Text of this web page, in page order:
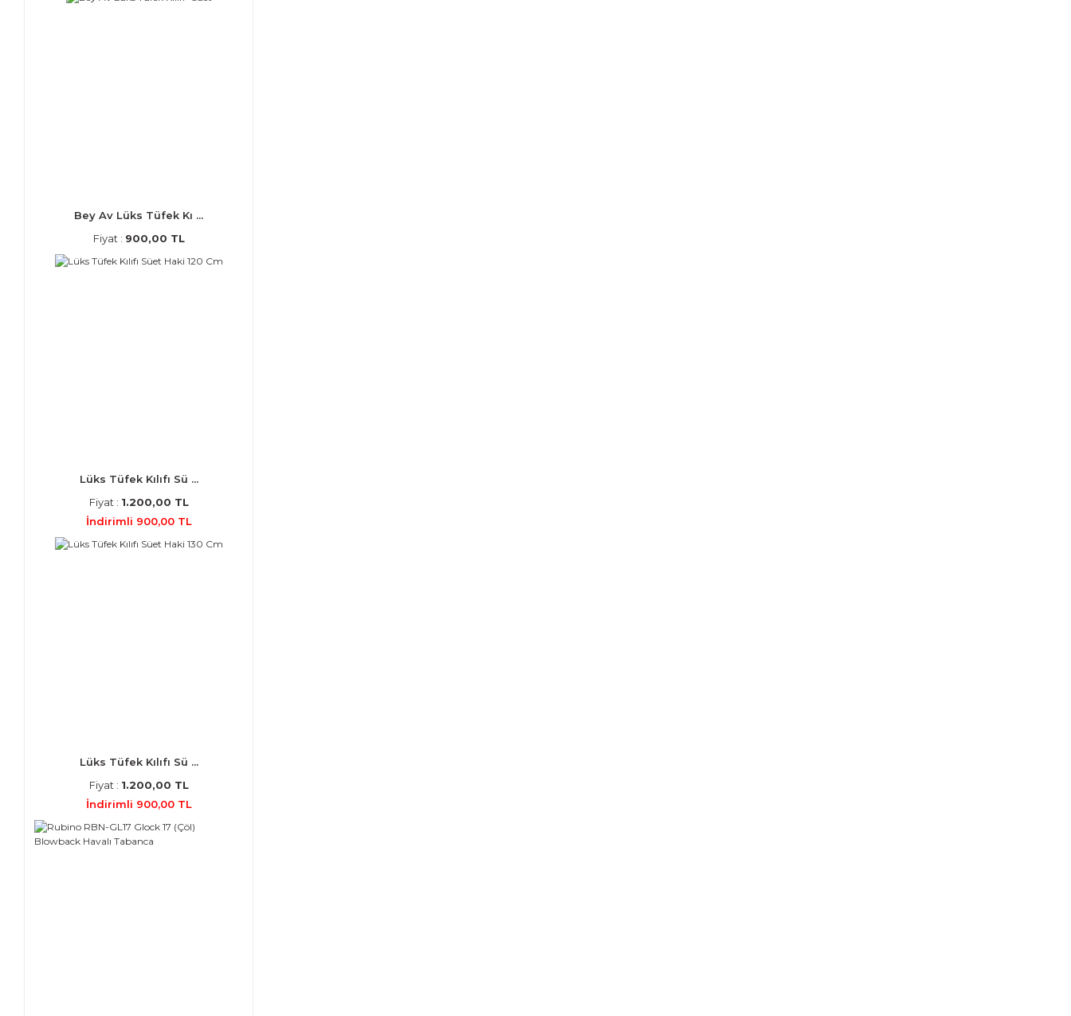
Bey Av Lüks Tüfek Kı ...
Fiyat : 900,00 TL
Lüks Tüfek Kılıfı Sü ...
Fiyat : 1.200,00 TL
İndirimli 900,00 TL
Lüks Tüfek Kılıfı Sü ...
Fiyat : 1.200,00 TL
İndirimli 900,00 TL